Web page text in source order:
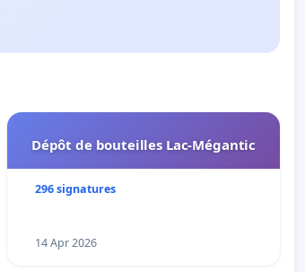
Dépôt de bouteilles Lac-Mégantic
296 signatures
14 Apr 2026